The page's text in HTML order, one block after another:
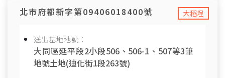
大稻埕
北市府都新字第09406018400號
送出基地地號：
大同區延平段2小段506、506-1、507等3筆
地號土地(迪化街1段263號)